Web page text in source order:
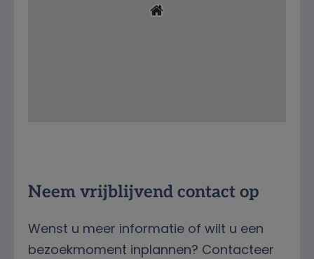
Neem vrijblijvend contact op
Wenst u meer informatie of wilt u een
bezoekmoment inplannen? Contacteer